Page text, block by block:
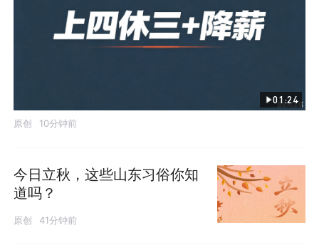
01:24
原创 10分钟前
今日立秋，这些山东习俗你知
道吗？
原创 41分钟前